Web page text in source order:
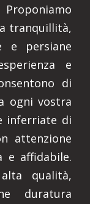
tranquillità,
e persiane
e
di
ogni vostra
inferriate di
attenzione
e affidabile.
qualità,
duratura